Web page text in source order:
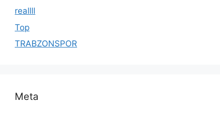
reallll
Top
TRABZONSPOR
Meta